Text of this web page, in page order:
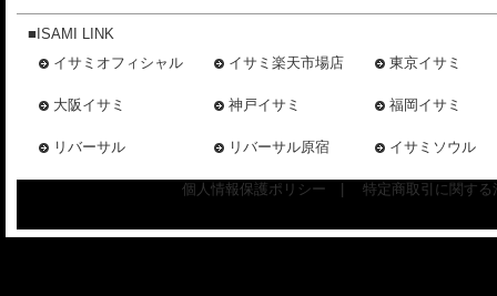
■ISAMI LINK
イサミオフィシャル
イサミ楽天市場店 東京イサミ
大阪イサミ 神戸イサミ 福岡イサミ
リバーサル リバーサル原宿 イサミソウル
個人情報保護ポリシー 特定商取引に関す